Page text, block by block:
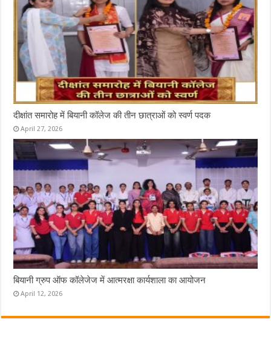
दीक्षांत समारोह में बियानी कॉलेज की तीन छात्राओं को स्वर्ण पदक
April 27, 2026
बियानी ग्रुप ऑफ कॉलेजेज में आत्मरक्षा कार्यशाला का आयोजन
April 12, 2026